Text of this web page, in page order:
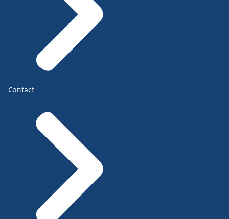
Contact